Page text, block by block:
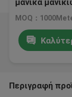
μάνικα
για το
MOQ：
Περιγραφή